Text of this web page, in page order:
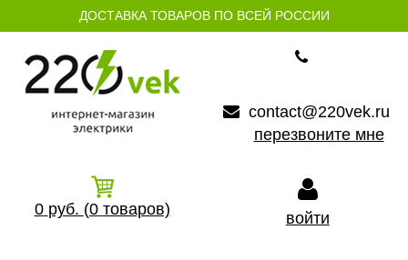
ДОСТАВКА ТОВАРОВ ПО ВСЕЙ РОССИИ
contact@220vek.ru
перезвоните мне
0 руб. (0 товаров) войти